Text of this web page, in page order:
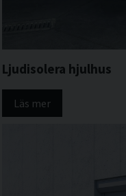
Ljudisolera hjulhus
Läs mer